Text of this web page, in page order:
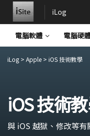
iLog
電腦軟體 電腦硬
iLog > Apple > iOS 技術教學
iOS 技術
與 iOS 越獄、修改等